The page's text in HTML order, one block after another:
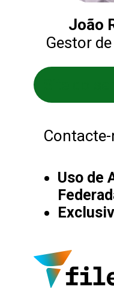
João
Gestor
Uso de